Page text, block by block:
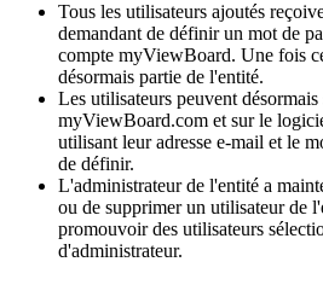
Tous les utilisateurs ajoutés
demandant de définir un mot de
compte myViewBoard. Une fois
désormais partie de l'entité.
Les utilisateurs peuvent
myViewBoard.com et sur le
utilisant leur adresse e-mail et le
de définir.
L'administrateur de l'entité a
ou de supprimer un utilisateur de
promouvoir des utilisateurs
d'administrateur.